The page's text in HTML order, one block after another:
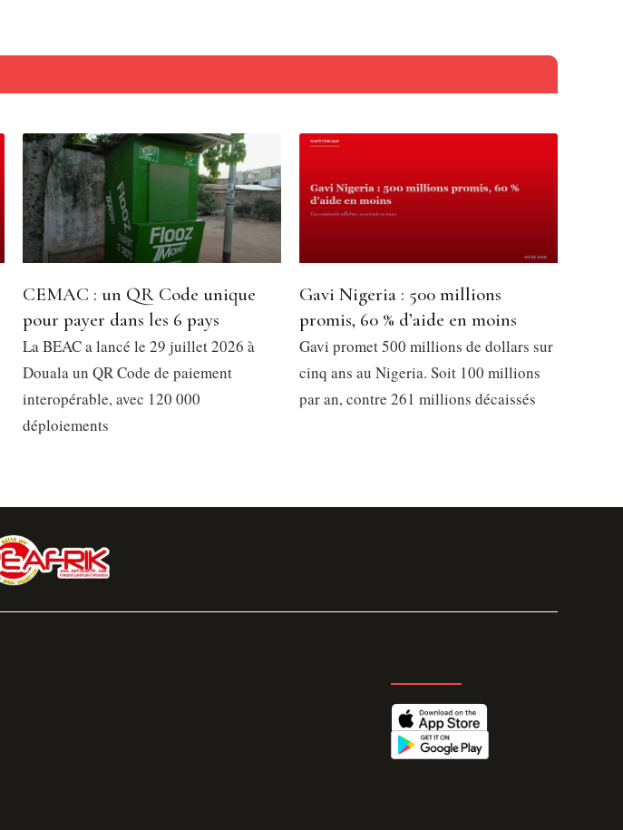
CEMAC : un QR Code unique
pour payer dans les 6 pays
La BEAC a lancé le 29 juillet 2026 à
Douala un QR Code de paiement
interopérable, avec 120 000
déploiements
Gavi Nigeria : 500 millions
promis, 60 % d’aide en moins
Gavi promet 500 millions de dollars sur
cinq ans au Nigeria. Soit 100 millions
par an, contre 261 millions décaissés